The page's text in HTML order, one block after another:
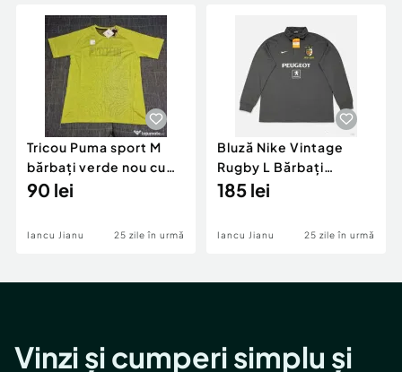
Servicii
Animale de companie
Afaceri și echipamente profesionale
Inchiriere Bunuri si Vehicule
Utilaje agricole si industriale
Piese auto si accesorii
Dacia Duster
Tricou Puma sport M
bărbați verde nou cu
etichetă
90 lei
Iancu Jianu 25 zile în urmă
Bluză Nike Vintage
Rugby L Bărbați
Peugeot 1907-2007
185 lei
Iancu Jianu 25 zile în urmă
Vinzi și cumperi simplu și